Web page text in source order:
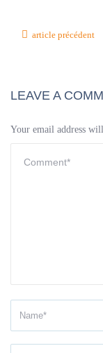
article précédent
LEAVE A
Your email address